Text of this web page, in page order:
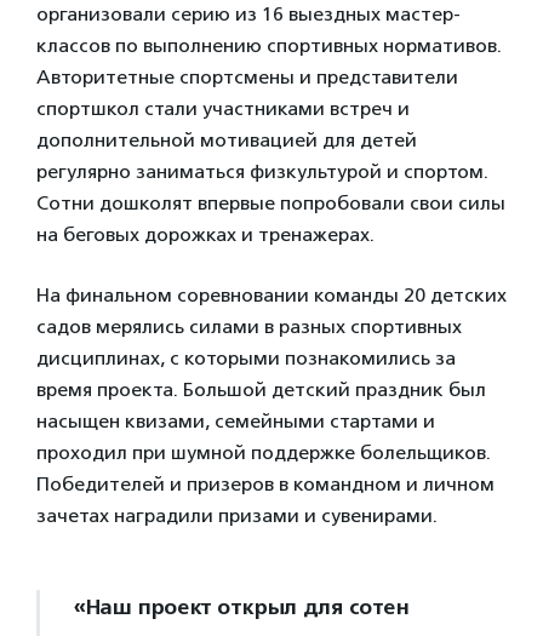
организовали серию из 16 выездных мастер-
классов по выполнению спортивных нормативов.
Авторитетные спортсмены и представители
спортшкол стали участниками встреч и
дополнительной мотивацией для детей
регулярно заниматься физкультурой и спортом.
Сотни дошколят впервые попробовали свои силы
на беговых дорожках и тренажерах.
На финальном соревновании команды 20 детских
садов мерялись силами в разных спортивных
дисциплинах, с которыми познакомились за
время проекта. Большой детский праздник был
насыщен квизами, семейными стартами и
проходил при шумной поддержке болельщиков.
Победителей и призеров в командном и личном
зачетах наградили призами и сувенирами.
«Наш проект открыл для сотен